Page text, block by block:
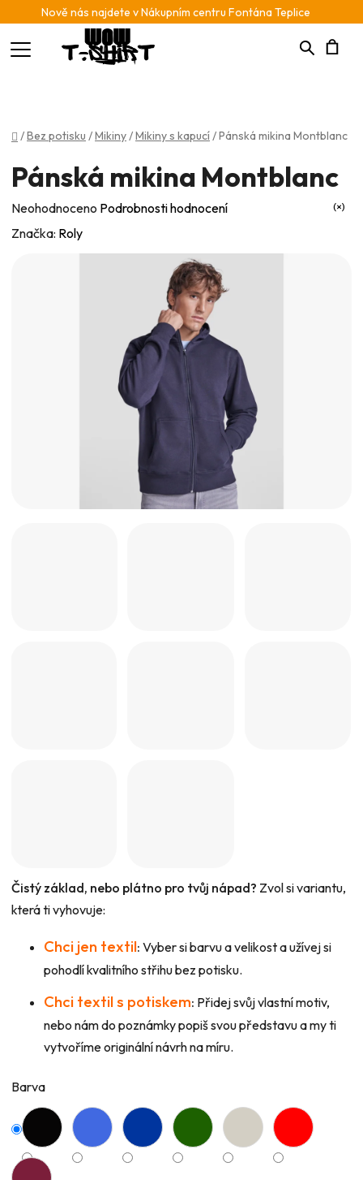
Nově nás najdete v Nákupním centru Fontána Teplice
Hledat
Domů
/Bez potisku /Mikiny/Mikiny s kapucí/Pánská mikina Montblanc
Čistý základ, nebo plátno pro tvůj nápad? Zvol si variantu,
která ti vyhovuje:
Chci jen textil: Vyber si barvu a velikost a užívej si
pohodlí kvalitního střihu bez potisku.
Chci textil s potiskem: Přidej svůj vlastní motiv,
nebo nám do poznámky popiš svou představu a my ti
vytvoříme originální návrh na míru.
Barva
Pánská mikina Montblanc
Průměrné
hodnocení
Neohodnoceno Podrobnosti hodnocení
Značka: Roly